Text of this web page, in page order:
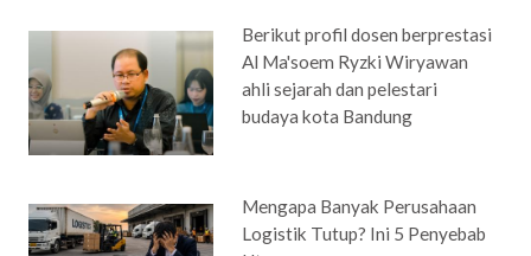
Berikut profil dosen berprestasi
Al Ma'soem Ryzki Wiryawan
ahli sejarah dan pelestari
budaya kota Bandung
Mengapa Banyak Perusahaan
Logistik Tutup? Ini 5 Penyebab